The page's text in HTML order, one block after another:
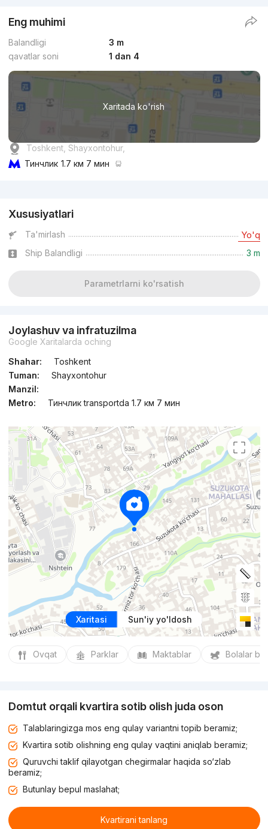
Eng muhimi
Balandligi
3 m
qavatlar soni
1 dan 4
Xaritada ko'rish
Toshkent, Shayxontohur,
Тинчлик 1.7 км 7 мин
Xususiyatlari
Ta'mirlash Yo'q
Ship Balandligi 3 m
Parametrlarni ko'rsatish
Joylashuv va infratuzilma
Google Xaritalarda oching
Shahar:
Toshkent
Tuman:
Shayxontohur
Manzil:
Metro:
Тинчлик transportda 1.7 км 7 мин
Xaritasi Sun'iy yo'ldosh
Ovqat Parklar Maktablar Bolalar
Domtut orqali kvartira sotib olish juda oson
Talablaringizga mos eng qulay variantni topib beramiz;
Kvartira sotib olishning eng qulay vaqtini aniqlab beramiz;
Quruvchi taklif qilayotgan chegirmalar haqida so‘zlab
beramiz;
Butunlay bepul maslahat;
Kvartirani tanlang